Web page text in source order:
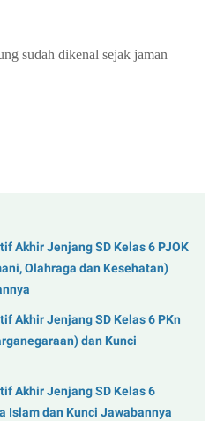
sudah dikenal sejak jaman
Akhir Jenjang SD Kelas 6 PJOK
Olahraga dan Kesehatan)
Akhir Jenjang SD Kelas 6 PKn
dan Kunci
Akhir Jenjang SD Kelas 6
Islam dan Kunci Jawabannya